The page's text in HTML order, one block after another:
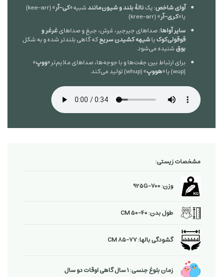
آوای شاخص:یکنالهٔ بلند و شیون‌مانندشبیه «کی-آر
» (kee-arr)
یا «کری-آر» (kree-arr).
سایر آواها:صداهای جیرجیر، غرش، جیغ و صداهایغرغر و
قوقولی‌کوکیاشیهه کشیدن سریعکه گاهی بلندتر شده و به شکل
بوقشنیده می‌شود.
برای ارتباط بین جفت‌ها و با جوجه‌ها، صداهای ملایم‌تر «ووپ»
(wup) یا «
هووپ» (whup) تولید می‌کند.
مشخصات زیستی:
وزن: 700−925G
طول بدن: 40−50 CM
گشودگی بالها: 77−85 CM
زمان بلوغ جنسی: 1 سال گاهی اوقات دو سال